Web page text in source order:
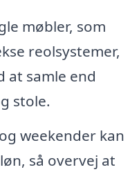
møbler, som
reolsystemer,
at samle end
stole.
weekender kan
så overvej at